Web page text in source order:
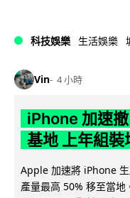
科技娛樂 生活娛樂
Vin 4 小時
iPhone 加速
基地 上年組
Apple 加速將 iPhone
產量最高 50% 移至當